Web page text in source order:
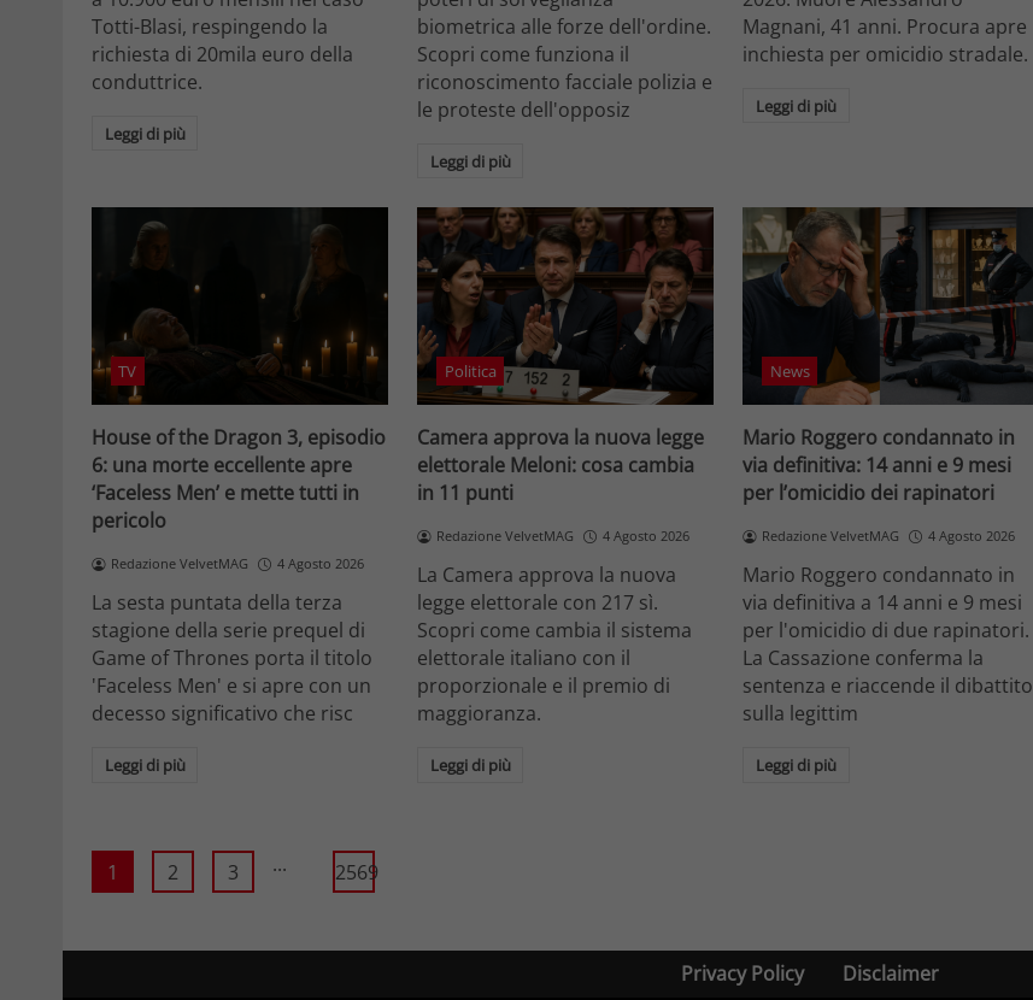
Totti-Blasi, respingendo la
richiesta di 20mila euro della
conduttrice.
Leggi di più
biometrica alle forze dell'ordine.
Scopri come funziona il
riconoscimento facciale polizia e
le proteste dell'opposiz
Leggi di più
Magnani, 41 anni. Procura apre
inchiesta per omicidio stradale.
Leggi di più
TV
House of the Dragon 3, episodio
6: una morte eccellente apre
‘Faceless Men’ e mette tutti in
pericolo
Redazione VelvetMAG 4 Agosto 2026
La sesta puntata della terza
stagione della serie prequel di
Game of Thrones porta il titolo
'Faceless Men' e si apre con un
decesso significativo che risc
Leggi di più
Politica
Camera approva la nuova legge
elettorale Meloni: cosa cambia
in 11 punti
Redazione VelvetMAG 4 Agosto 2026
La Camera approva la nuova
legge elettorale con 217 sì.
Scopri come cambia il sistema
elettorale italiano con il
proporzionale e il premio di
maggioranza.
Leggi di più
News
Mario Roggero condannato in
via definitiva: 14 anni e 9 mesi
per l’omicidio dei rapinatori
Redazione VelvetMAG 4 Agosto 2026
Mario Roggero condannato in
via definitiva a 14 anni e 9 mesi
per l'omicidio di due rapinatori.
La Cassazione conferma la
sentenza e riaccende il dibattito
sulla legittim
Leggi di più
1 2 3 ... 2569
Privacy Policy Disclaimer